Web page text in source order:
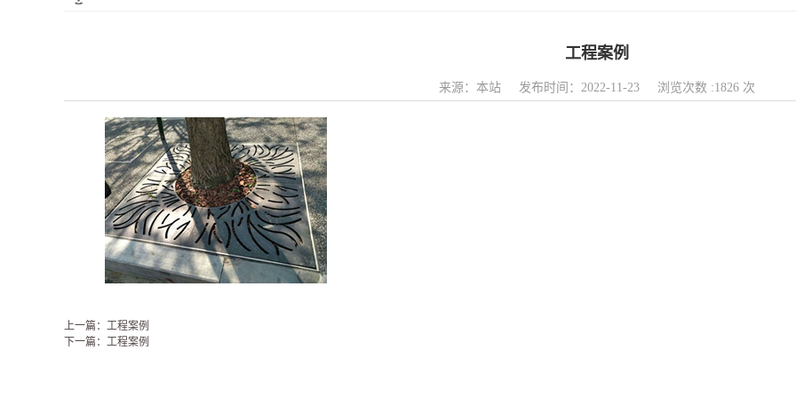
工程案例
来源：本站 发布时间：2022-11-23 浏览次数 :1826 次
上一篇：工程案例
下一篇：工程案例